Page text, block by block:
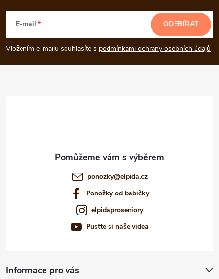
p
a
E-mail
Vložením e-mailu souhlasíte s podmínkami ochrany osobních údajů
ODEBÍRAT
ponozky@elpida.cz
Ponožky od babičky
elpidaproseniory
Pusťte si naše videa
Informace pro vás